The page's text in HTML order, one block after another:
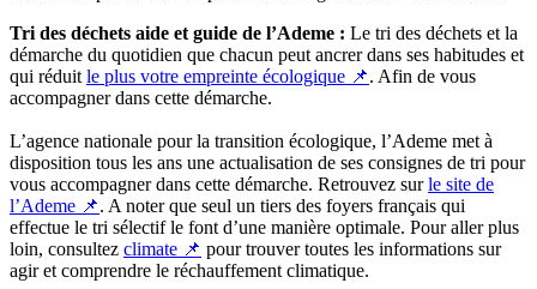
Tri des déchets aide et guide de l’Ademe : Le tri des déchets et la
démarche du quotidien que chacun peut ancrer dans ses habitudes et
qui réduit le plus votre empreinte écologique 📌. Afin de vous
accompagner dans cette démarche.
L’agence nationale pour la transition écologique, l’Ademe met à
disposition tous les ans une actualisation de ses consignes de tri pour
vous accompagner dans cette démarche. Retrouvez surle site de
l’Ademe 📌. A noter que seul un tiers des foyers français qui
effectue le tri sélectif le font d’une manière optimale. Pour aller plus
loin, consultez climate 📌 pour trouver toutes les informations sur
agir et comprendre le réchauffement climatique.